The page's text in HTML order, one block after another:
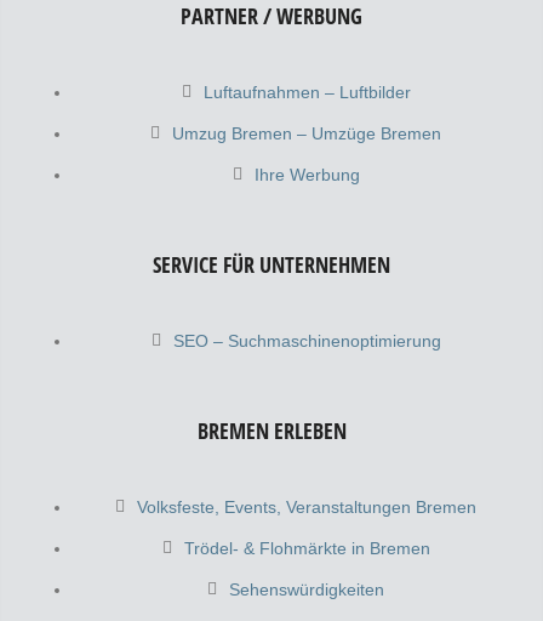
PARTNER / WERBUNG
Luftaufnahmen – Luftbilder
Umzug Bremen – Umzüge Bremen
Ihre Werbung
SERVICE FÜR UNTERNEHMEN
SEO – Suchmaschinenoptimierung
BREMEN ERLEBEN
Volksfeste, Events, Veranstaltungen Bremen
Trödel- & Flohmärkte in Bremen
Sehenswürdigkeiten